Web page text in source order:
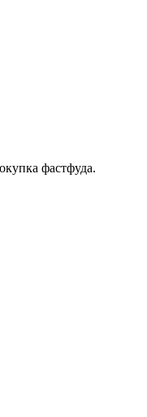
фастфуда.